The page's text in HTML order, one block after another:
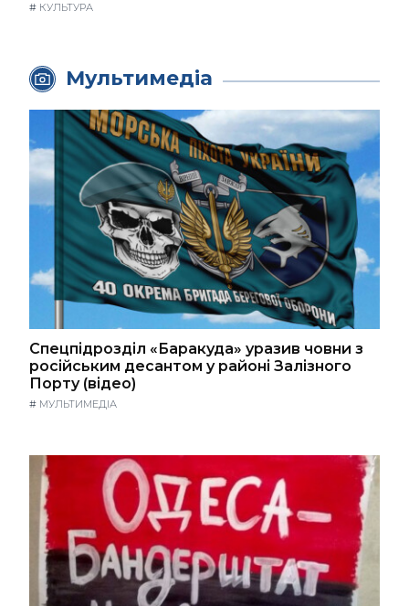
# КУЛЬТУРА
Мультимедіа
Спецпідрозділ «Баракуда» уразив човни з
російським десантом у районі Залізного
Порту (відео)
# МУЛЬТИМЕДІА